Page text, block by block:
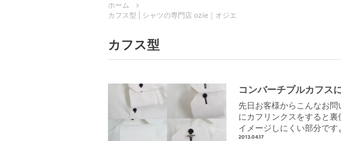
ホーム
カフス型 | シャツの専門店 ozie｜オジエ
カフス型
コンバーチブルカフス
先日お客様からこんなお
にカフリンクスをすると
イメージしにくい部分で
2013.04.17